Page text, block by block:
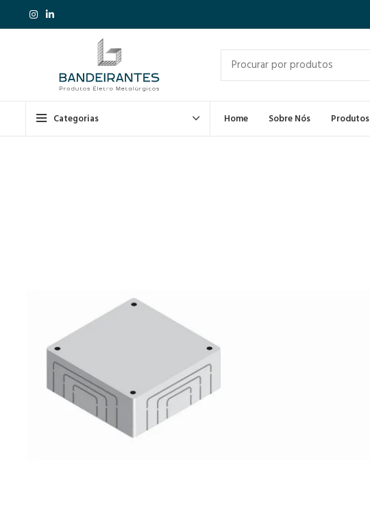
Categorias Home Sobre Nós Produtos